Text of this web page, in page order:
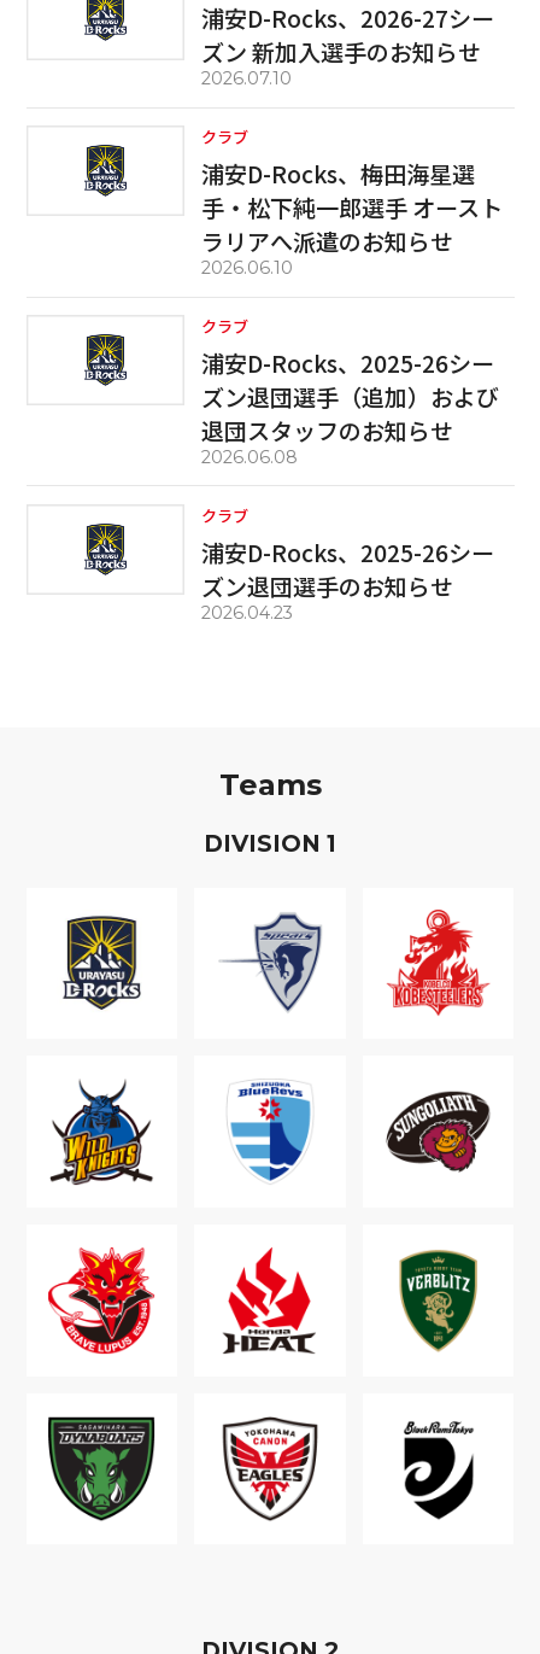
浦安D-Rocks、2026-27シー
ズン 新加入選手のお知らせ
2026.07.10
クラブ
浦安D-Rocks、梅田海星選
手・松下純一郎選手 オースト
ラリアへ派遣のお知らせ
2026.06.10
クラブ
浦安D-Rocks、2025-26シー
ズン退団選手（追加）および
退団スタッフのお知らせ
2026.06.08
クラブ
浦安D-Rocks、2025-26シー
ズン退団選手のお知らせ
2026.04.23
Teams
DIVISION 1